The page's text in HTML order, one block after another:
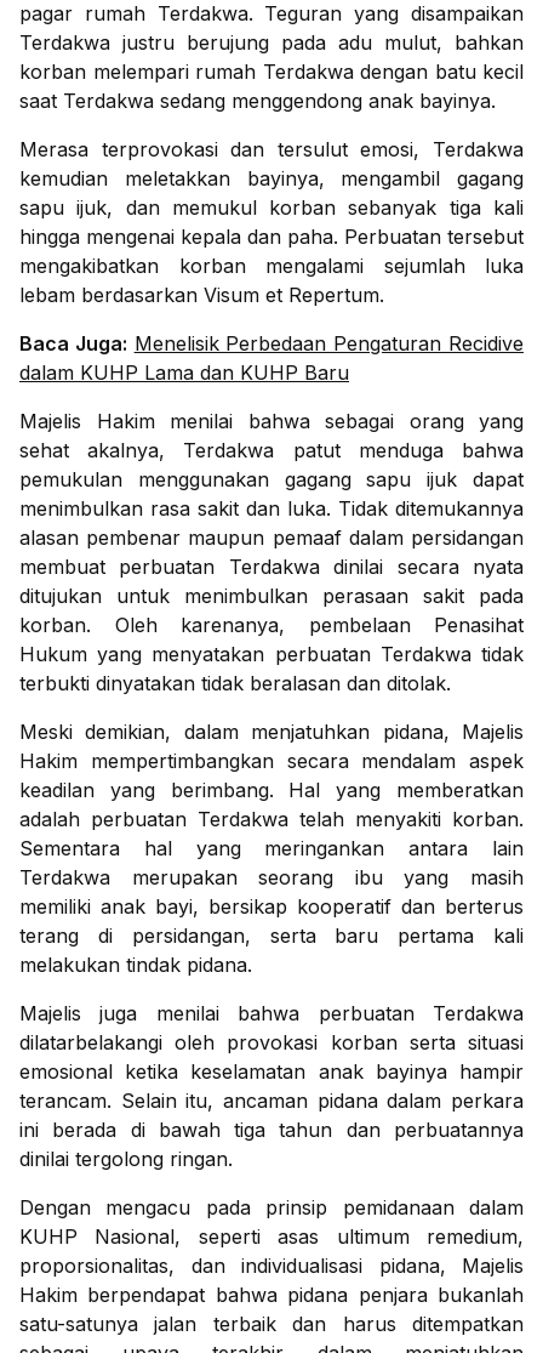
pagar rumah Terdakwa. Teguran yang disampaikan
Terdakwa justru berujung pada adu mulut, bahkan
korban melempari rumah Terdakwa dengan batu kecil
saat Terdakwa sedang menggendong anak bayinya.
Merasa terprovokasi dan tersulut emosi, Terdakwa
kemudian meletakkan bayinya, mengambil gagang
sapu ijuk, dan memukul korban sebanyak tiga kali
hingga mengenai kepala dan paha. Perbuatan tersebut
mengakibatkan korban mengalami sejumlah luka
lebam berdasarkan Visum et Repertum.
Baca Juga: Menelisik Perbedaan Pengaturan Recidive
dalam KUHP Lama dan KUHP Baru
Majelis Hakim menilai bahwa sebagai orang yang
sehat akalnya, Terdakwa patut menduga bahwa
pemukulan menggunakan gagang sapu ijuk dapat
menimbulkan rasa sakit dan luka. Tidak ditemukannya
alasan pembenar maupun pemaaf dalam persidangan
membuat perbuatan Terdakwa dinilai secara nyata
ditujukan untuk menimbulkan perasaan sakit pada
korban. Oleh karenanya, pembelaan Penasihat
Hukum yang menyatakan perbuatan Terdakwa tidak
terbukti dinyatakan tidak beralasan dan ditolak.
Meski demikian, dalam menjatuhkan pidana, Majelis
Hakim mempertimbangkan secara mendalam aspek
keadilan yang berimbang. Hal yang memberatkan
adalah perbuatan Terdakwa telah menyakiti korban.
Sementara hal yang meringankan antara lain
Terdakwa merupakan seorang ibu yang masih
memiliki anak bayi, bersikap kooperatif dan berterus
terang di persidangan, serta baru pertama kali
melakukan tindak pidana.
Majelis juga menilai bahwa perbuatan Terdakwa
dilatarbelakangi oleh provokasi korban serta situasi
emosional ketika keselamatan anak bayinya hampir
terancam. Selain itu, ancaman pidana dalam perkara
ini berada di bawah tiga tahun dan perbuatannya
dinilai tergolong ringan.
Dengan mengacu pada prinsip pemidanaan dalam
KUHP Nasional, seperti asas ultimum remedium,
proporsionalitas, dan individualisasi pidana, Majelis
Hakim berpendapat bahwa pidana penjara bukanlah
satu-satunya jalan terbaik dan harus ditempatkan